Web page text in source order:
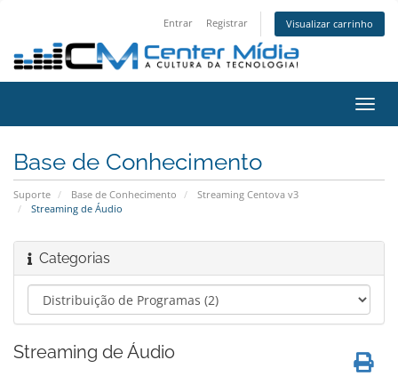
Entrar Registrar Visualizar carrinho
Base de Conhecimento
Suporte Base de Conhecimento
Streaming Centova v3
Streaming de Áudio
Categorias
Streaming de Áudio